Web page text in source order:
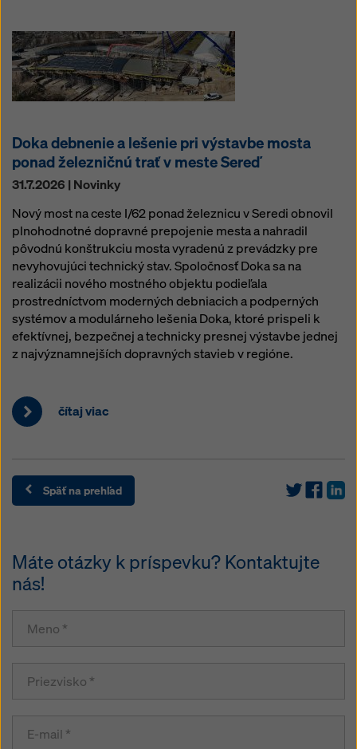
Doka debnenie a lešenie pri výstavbe mosta
ponad železničnú trať v meste Sereď
31.7.2026 | Novinky
Nový most na ceste I/62 ponad železnicu v Seredi obnovil
plnohodnotné dopravné prepojenie mesta a nahradil
pôvodnú konštrukciu mosta vyradenú z prevádzky pre
nevyhovujúci technický stav. Spoločnosť Doka sa na
realizácii nového mostného objektu podieľala
prostredníctvom moderných debniacich a podperných
systémov a modulárneho lešenia Doka, ktoré prispeli k
efektívnej, bezpečnej a technicky presnej výstavbe jednej
z najvýznamnejších dopravných stavieb v regióne.
čítaj viac
Späť na prehľad
Máte otázky k príspevku? Kontaktujte
nás!